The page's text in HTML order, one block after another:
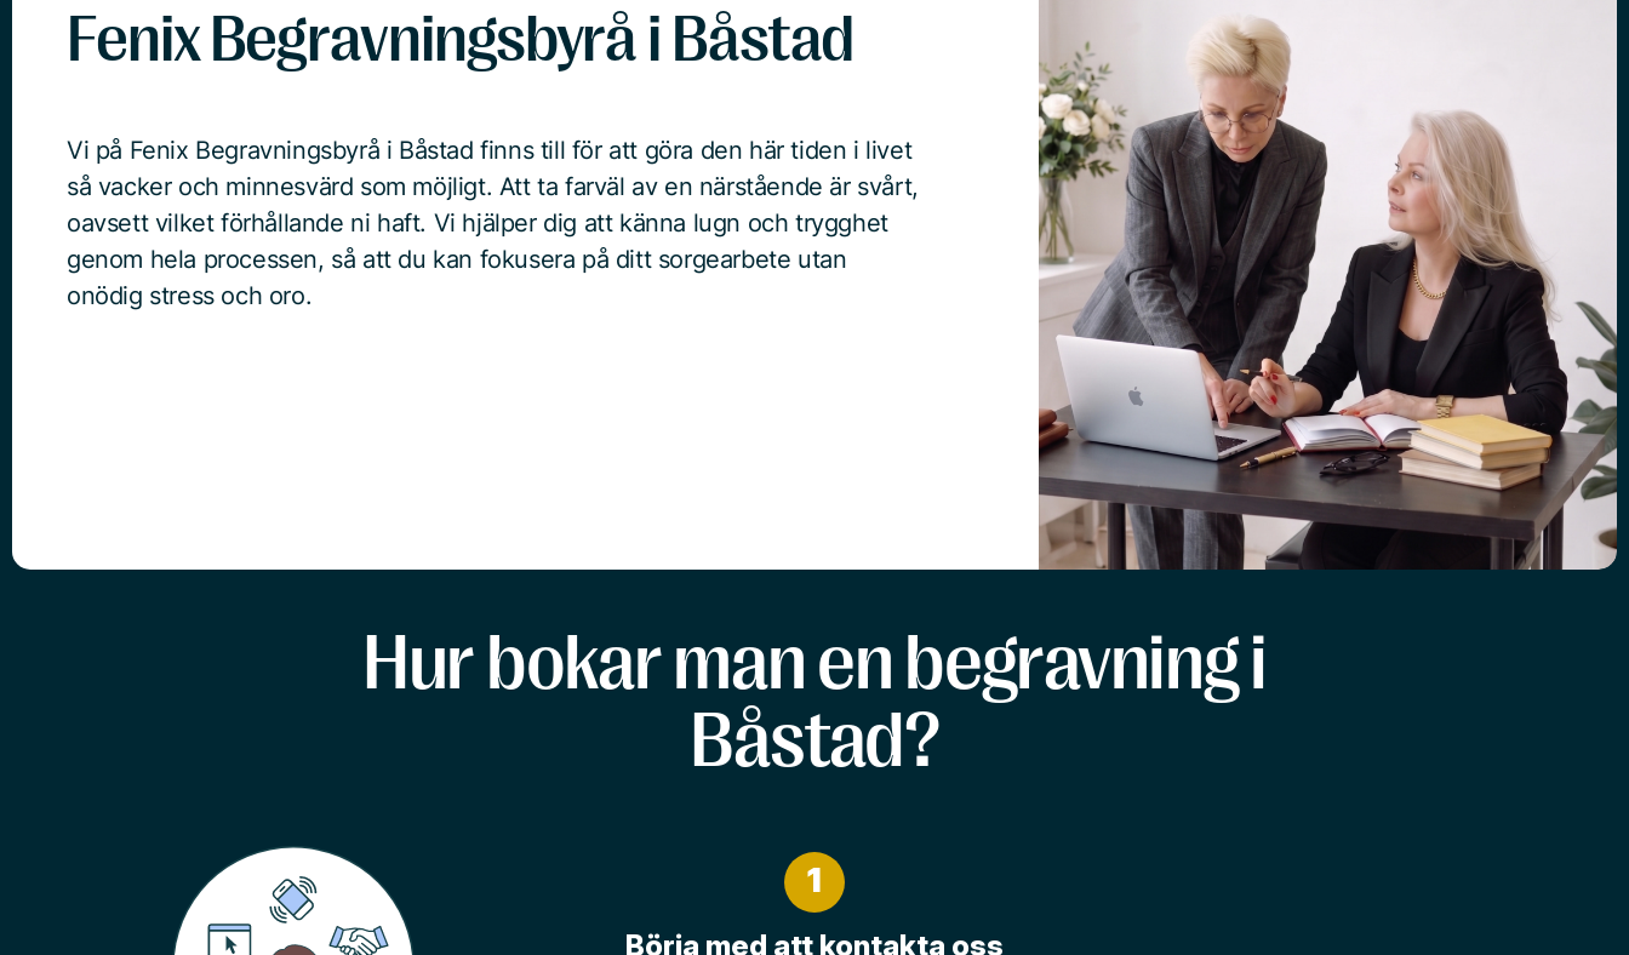
Fenix Begravningsbyrå i Båstad
Vi på Fenix Begravningsbyrå i Båstad finns till för att göra den här tiden i livet
så vacker och minnesvärd som möjligt. Att ta farväl av en närstående är svårt,
oavsett vilket förhållande ni haft. Vi hjälper dig att känna lugn och trygghet
genom hela processen, så att du kan fokusera på ditt sorgearbete utan
onödig stress och oro.
Hur bokar man en begravning i
Båstad?
1
Börja med att kontakta oss